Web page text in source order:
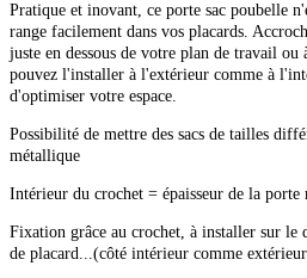
Pratique et inovant, ce porte sac poubelle
range facilement dans vos placards.
juste en dessous de votre plan de travail
pouvez l'installer à l'extérieur comme à
d'optimiser votre espace.
Possibilité de mettre des sacs de tailles
métallique
Intérieur du crochet = épaisseur de la
Fixation grâce au crochet, à installer sur le
de placard...(côté intérieur comme